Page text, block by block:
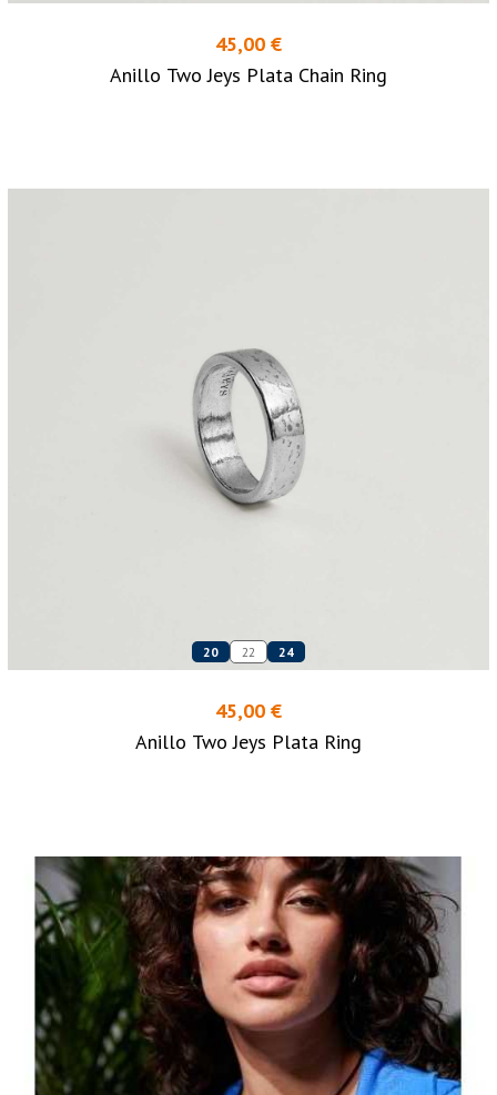
45,00 €
Anillo Two Jeys Plata Chain Ring
20 22 24
45,00 €
Anillo Two Jeys Plata Ring